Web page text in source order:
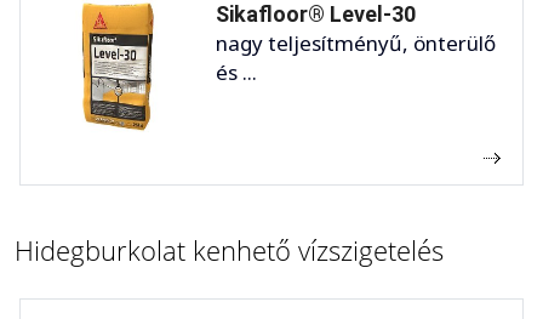
Sikafloor® Level-30
nagy teljesítményű, önterülő
és ...
Hidegburkolat kenhető vízszigetelés